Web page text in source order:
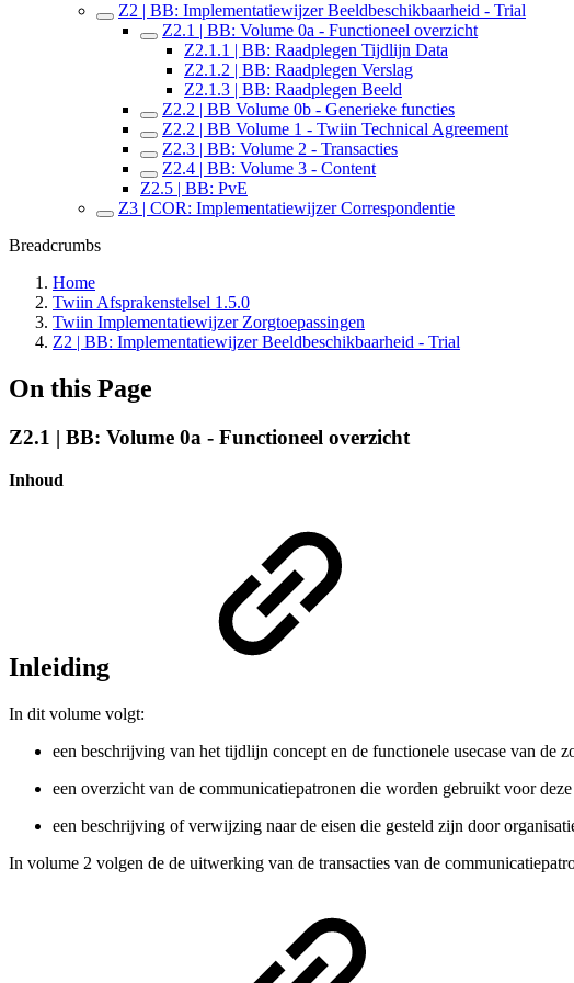
Z2 | BB: Implementatiewijzer Beeldbeschikbaarheid - Trial
Z2.1 | BB: Volume 0a - Functioneel overzicht
Z2.1.1 | BB: Raadplegen Tijdlijn Data
Z2.1.2 | BB: Raadplegen Verslag
Z2.1.3 | BB: Raadplegen Beeld
Z2.2 | BB Volume 0b - Generieke functies
Z2.2 | BB Volume 1 - Twiin Technical Agreement
Z2.3 | BB: Volume 2 - Transacties
Z2.4 | BB: Volume 3 - Content
Z2.5 | BB: PvE
Z3 | COR: Implementatiewijzer Correspondentie
Breadcrumbs
Home
Twiin Afsprakenstelsel 1.5.0
Twiin Implementatiewijzer Zorgtoepassingen
Z2 | BB: Implementatiewijzer Beeldbeschikbaarheid - Trial
On this Page
Z2.1 | BB: Volume 0a - Functioneel overzicht
Inhoud
Inleiding
In dit volume volgt:
een beschrijving van het tijdlijn concept en de functionele usecase van de
een overzicht van de communicatiepatronen die worden gebruikt voor
een beschrijving of verwijzing naar de eisen die gesteld zijn door
In volume 2 volgen de de uitwerking van de transacties van de